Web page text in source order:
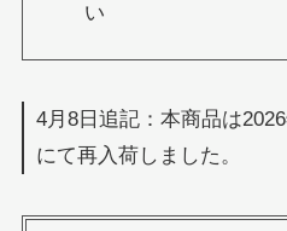
い
4月8日追記：本商品は
にて再入荷しました。